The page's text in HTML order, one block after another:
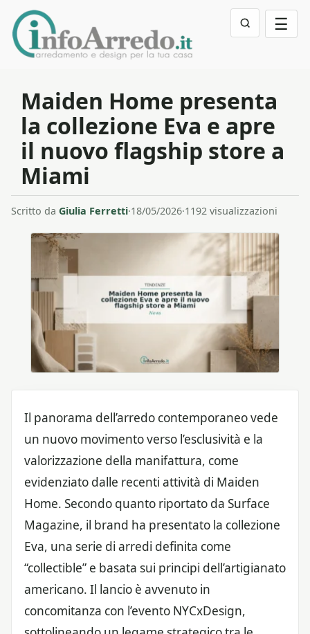
☰
Maiden Home presenta
la collezione Eva e apre
il nuovo flagship store a
Miami
Scritto da Giulia Ferretti·18/05/2026·1192 visualizzazioni
Il panorama dell’arredo contemporaneo vede
un nuovo movimento verso l’esclusività e la
valorizzazione della manifattura, come
evidenziato dalle recenti attività di Maiden
Home. Secondo quanto riportato da Surface
Magazine, il brand ha presentato la collezione
Eva, una serie di arredi definita come
“collectible” e basata sui principi dell’artigianato
americano. Il lancio è avvenuto in
concomitanza con l’evento NYCxDesign,